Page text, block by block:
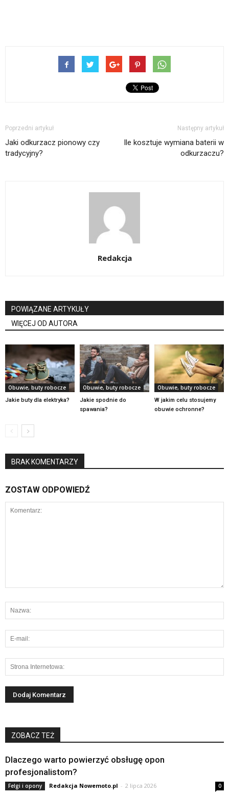
Poprzedni artykuł
Jaki odkurzacz pionowy czy
tradycyjny?
Następny artykuł
Ile kosztuje wymiana baterii w
odkurzaczu?
Redakcja
POWIĄZANE ARTYKUŁY
WIĘCEJ OD AUTORA
Obuwie, buty robocze
Jakie buty dla elektryka?
Obuwie, buty robocze
Jakie spodnie do
spawania?
Obuwie, buty robocze
W jakim celu stosujemy
obuwie ochronne?
BRAK KOMENTARZY
ZOSTAW ODPOWIEDŹ
ZOBACZ TEŻ
Dlaczego warto powierzyć obsługę opon
profesjonalistom?
Felgi i opony Redakcja Nowemoto.pl - 2 lipca 2026 0